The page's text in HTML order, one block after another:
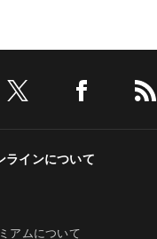
ラインについて
アムについて